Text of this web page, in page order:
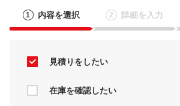
1 内容を選択 2 詳細を入力
見積りをしたい
在庫を確認したい